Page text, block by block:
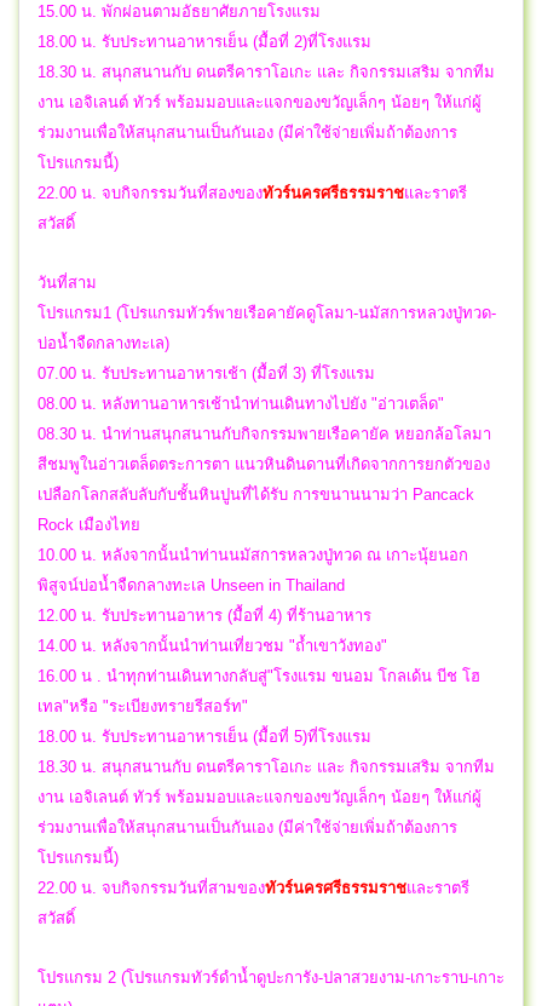
15.00 น. พักผ่อนตามอัธยาศัยภายโรงแรม
18.00 น. รับประทานอาหารเย็น (มื้อที่ 2)ที่โรงแรม
18.30 น. สนุกสนานกับ ดนตรีคาราโอเกะ และ กิจกรรมเสริม จากทีม
งาน เอจิเลนต์ ทัวร์ พร้อมมอบและแจกของขวัญเล็กๆ น้อยๆ ให้แก่ผู้
ร่วมงานเพื่อให้สนุกสนานเป็นกันเอง (มีค่าใช้จ่ายเพิ่มถ้าต้องการ
โปรแกรมนี้)
22.00 น. จบกิจกรรมวันที่สองของทัวร์นครศรีธรรมราชและราตรี
สวัสดิ์
วันที่สาม
โปรแกรม1 (โปรแกรมทัวร์พายเรือคายัคดูโลมา-นมัสการหลวงปู่ทวด-
บ่อน้ำจืดกลางทะเล)
07.00 น. รับประทานอาหารเช้า (มื้อที่ 3) ที่โรงแรม
08.00 น. หลังทานอาหารเช้านำท่านเดินทางไปยัง "อ่าวเตล็ด"
08.30 น. นำท่านสนุกสนานกับกิจกรรมพายเรือคายัค หยอกล้อโลมา
สีชมพูในอ่าวเตล็ดตระการตา แนวหินดินดานที่เกิดจากการยกตัวของ
เปลือกโลกสลับลับกับชั้นหินปูนที่ได้รับ การขนานนามว่า Pancack
Rock เมืองไทย
10.00 น. หลังจากนั้นนำท่านนมัสการหลวงปู่ทวด ณ เกาะนุ้ยนอก
พิสูจน์บ่อน้ำจืดกลางทะเล Unseen in Thailand
12.00 น. รับประทานอาหาร (มื้อที่ 4) ที่ร้านอาหาร
14.00 น. หลังจากนั้นนำท่านเที่ยวชม "ถ้ำเขาวังทอง"
16.00 น . นำทุกท่านเดินทางกลับสู่"โรงแรม ขนอม โกลเด้น บีช โฮ
เทล"หรือ "ระเบียงทรายรีสอร์ท"
18.00 น. รับประทานอาหารเย็น (มื้อที่ 5)ที่โรงแรม
18.30 น. สนุกสนานกับ ดนตรีคาราโอเกะ และ กิจกรรมเสริม จากทีม
งาน เอจิเลนต์ ทัวร์ พร้อมมอบและแจกของขวัญเล็กๆ น้อยๆ ให้แก่ผู้
ร่วมงานเพื่อให้สนุกสนานเป็นกันเอง (มีค่าใช้จ่ายเพิ่มถ้าต้องการ
โปรแกรมนี้)
22.00 น. จบกิจกรรมวันที่สามของทัวร์นครศรีธรรมราชและราตรี
สวัสดิ์
โปรแกรม 2 (โปรแกรมทัวร์ดำน้ำดูปะการัง-ปลาสวยงาม-เกาะราบ-เกาะ